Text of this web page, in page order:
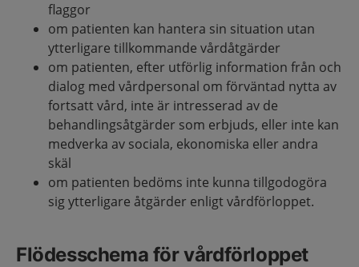
flaggor
om patienten kan hantera sin situation utan
ytterligare tillkommande vårdåtgärder
om patienten, efter utförlig information från och
dialog med vårdpersonal om förväntad nytta av
fortsatt vård, inte är intresserad av de
behandlingsåtgärder som erbjuds, eller inte kan
medverka av sociala, ekonomiska eller andra
skäl
om patienten bedöms inte kunna tillgodogöra
sig ytterligare åtgärder enligt vårdförloppet.
Flödesschema för vårdförloppet